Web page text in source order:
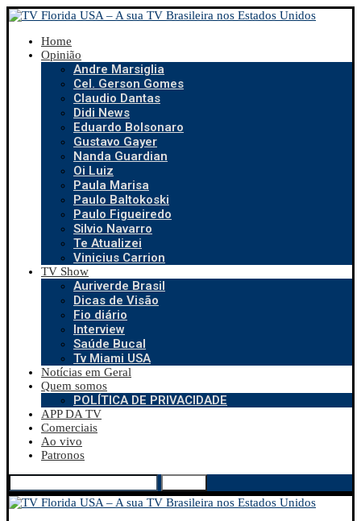
Home
Opinião
Andre Marsiglia
Cel. Gerson Gomes
Claudio Dantas
Didi News
Eduardo Bolsonaro
Gustavo Gayer
Nanda Guardian
Oi Luiz
Paula Marisa
Paulo Baltokoski
Paulo Figueiredo
Silvio Navarro
Te Atualizei
Vinicius Carrion
TV Show
Auriverde Brasil
Dicas de Visão
Fio diário
Interview
Saúde Bucal
Tv Miami USA
Notícias em Geral
Quem somos
POLÍTICA DE PRIVACIDADE
APP DA TV
Comerciais
Ao vivo
Patronos